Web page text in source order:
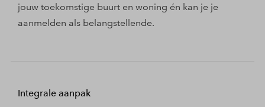
jouw toekomstige buurt en woning én kan je je
aanmelden als belangstellende.
Integrale aanpak